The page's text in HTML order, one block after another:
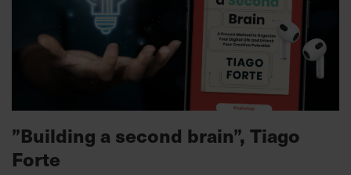
2023-02-01
”Building a second brain”, Tiago
Forte